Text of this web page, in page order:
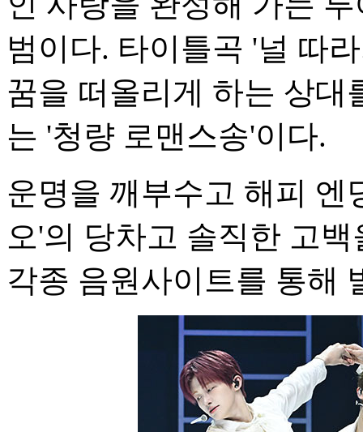
범이다. 타이틀곡 '널 따
꿈을 떠올리게 하는 상대
는 '청량 로맨스송'이다.
운명을 깨부수고 해피 엔
오'의 당차고 솔직한 고
각종 음원사이트를 통해